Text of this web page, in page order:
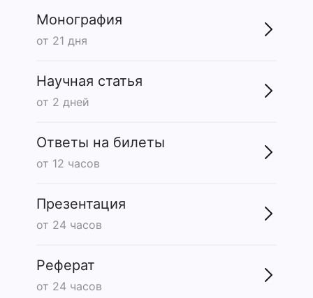
Монография
от 21 дня
Научная статья
от 2 дней
Ответы на билеты
от 12 часов
Презентация
от 24 часов
Реферат
от 24 часов